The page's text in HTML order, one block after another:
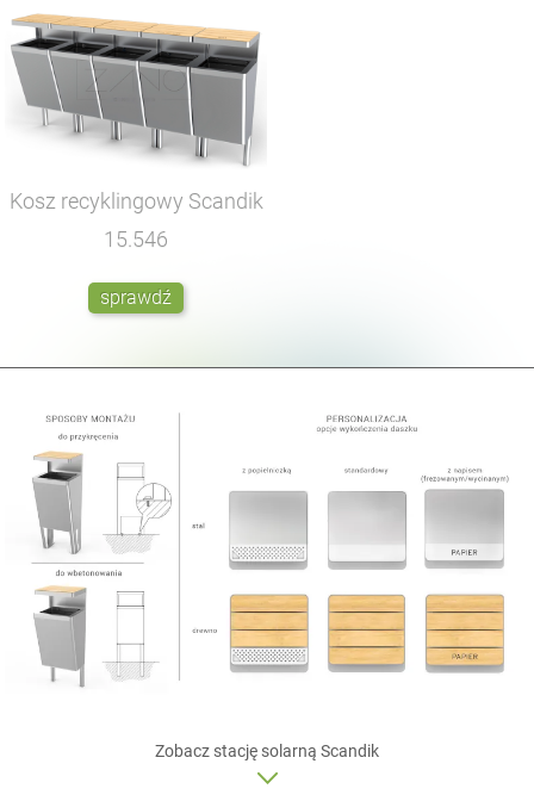
Kosz recyklingowy Scandik
15.546
sprawdź
Zobacz stację solarną Scandik